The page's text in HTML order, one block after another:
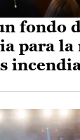
fondo
para la